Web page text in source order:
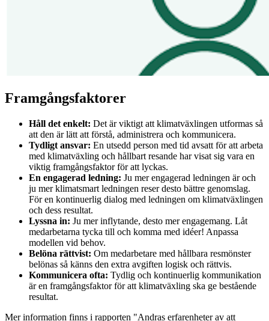
Framgångsfaktorer
Håll det enkelt: Det är viktigt att klimatväxlingen utformas så
att den är lätt att förstå, administrera och kommunicera.
Tydligt ansvar: En utsedd person med tid avsatt för att arbeta
med klimatväxling och hållbart resande har visat sig vara en
viktig framgångsfaktor för att lyckas.
En engagerad ledning: Ju mer engagerad ledningen är och
ju mer klimatsmart ledningen reser desto bättre genomslag.
För en kontinuerlig dialog med ledningen om klimatväxlingen
och dess resultat.
Lyssna in: Ju mer inflytande, desto mer engagemang. Låt
medarbetarna tycka till och komma med idéer! Anpassa
modellen vid behov.
Belöna rättvist: Om medarbetare med hållbara resmönster
belönas så känns den extra avgiften logisk och rättvis.
Kommunicera ofta: Tydlig och kontinuerlig kommunikation
är en framgångsfaktor för att klimatväxling ska ge bestående
resultat.
Mer information finns i rapporten "Andras erfarenheter av att